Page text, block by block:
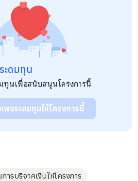
คมได้
ะดมทุน
ทุนเพื่อสนับสนุนโครงการนี้
พจระดมทุนให้โครงการนี้
ารบริจาคเงินให้โครงการ